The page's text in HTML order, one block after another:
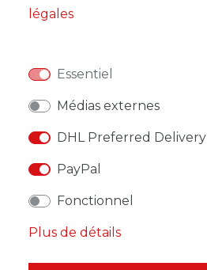
* avec TVA horsFrais de livraison
AUTRES DÉTAILS
RESPONSABLE DE L'UE
légales
Essentiel
Médias externes
DHL Preferred Delivery
PayPal
Fonctionnel
Plus de détails